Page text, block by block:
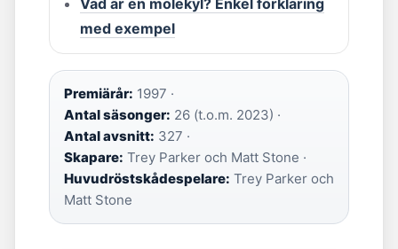
Vad är en molekyl? Enkel förklaring
med exempel
Premiärår: 1997 ·
Antal säsonger: 26 (t.o.m. 2023) ·
Antal avsnitt: 327 ·
Skapare: Trey Parker och Matt Stone ·
Huvudröstskådespelare: Trey Parker och
Matt Stone